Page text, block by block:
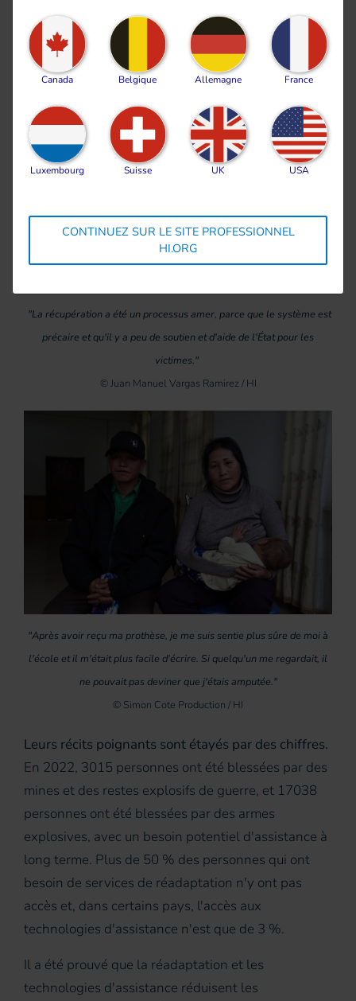
attendre près de vingt ans avant de pouvoir
bénéficier des services de rééducation et des
appareils dont il avait besoin.
"La récupération a été un processus amer, parce que le système est
précaire et qu'il y a peu de soutien et d'aide de l'État pour les
victimes."
© Juan Manuel Vargas Ramirez / HI
"Après avoir reçu ma prothèse, je me suis sentie plus sûre de moi à
l'école et il m'était plus facile d'écrire. Si quelqu'un me regardait, il
ne pouvait pas deviner que j'étais amputée."
© Simon Cote Production / HI
Leurs récits poignants sont étayés par des chiffres.
En 2022, 3015 personnes ont été blessées par des
mines et des restes explosifs de guerre, et 17038
personnes ont été blessées par des armes
explosives, avec un besoin potentiel d'assistance à
long terme. Plus de 50 % des personnes qui ont
besoin de services de réadaptation n'y ont pas
accès et, dans certains pays, l'accès aux
technologies d'assistance n'est que de 3 %.
Il a été prouvé que la réadaptation et les
technologies d'assistance réduisent les
Canada Belgique Allemagne France
Luxembourg Suisse UK USA
CONTINUEZ SUR LE SITE PROFESSIONNEL
HI.ORG